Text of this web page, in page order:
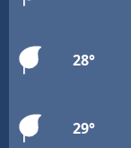
28°
29°